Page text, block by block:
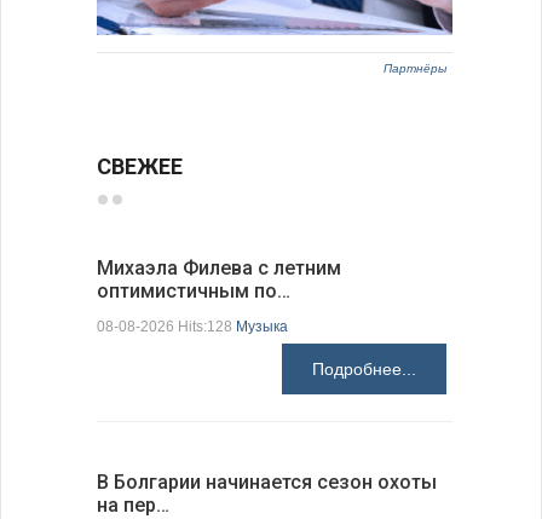
Партнёры
СВЕЖЕЕ
Михаэла Филева с летним
оптимистичным по…
08-08-2026 Hits:128 Музыка
Подробнее...
В Болгарии начинается сезон охоты
на пер…